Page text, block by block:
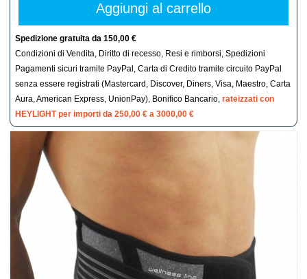
Aggiungi al carrello
Spedizione gratuita da 150,00 €
Condizioni di Vendita, Diritto di recesso, Resi e rimborsi, Spedizioni
Pagamenti sicuri tramite PayPal, Carta di Credito tramite circuito PayPal
senza essere registrati (Mastercard, Discover, Diners, Visa, Maestro, Carta
Aura, American Express, UnionPay), Bonifico Bancario, rateizzati con
HEYLIGHT per importi da 250,00 € a 3000,00 €